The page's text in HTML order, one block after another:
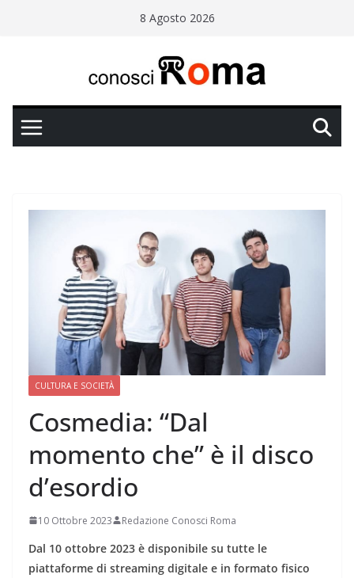
8 Agosto 2026
CULTURA E SOCIETÀ
Cosmedia: “Dal
momento che” è il disco
d’esordio
10 Ottobre 2023 Redazione Conosci Roma
Dal 10 ottobre 2023 è disponibile su tutte le
piattaforme di streaming digitale e in formato fisico